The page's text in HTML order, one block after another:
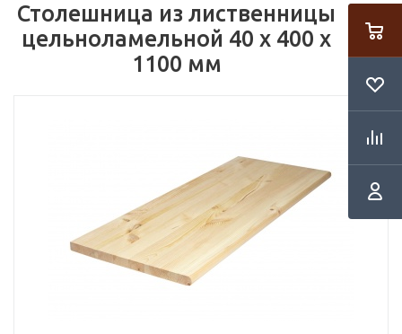
Столешница из лиственницы
цельноламельной 40 х 400 х
1100 мм